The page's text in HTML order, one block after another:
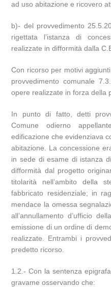
ad uso abitazione e ricovero
b)- del provvedimento
rigettata l’istanza di
realizzate in difformità dalla
Con ricorso per motivi
provvedimento comunale
opere realizzate in forza della
In punto di fatto, detti
Comune odierno
edificazione che evidenziava
abitazione. La concessione
in sede di esame di istanza
difformità dal progetto
titolarità nell’ambito della
fabbricato residenziale; in
mendace la omessa
all’annullamento d’ufficio
emissione di un ordine di
realizzate. Entrambi i
predetto ricorso.
1.2.- Con la sentenza
gravame osservando che: